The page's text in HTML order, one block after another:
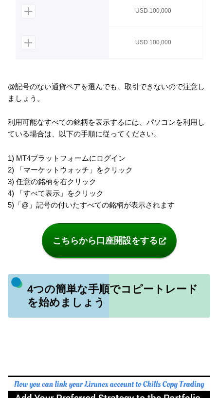
@記号のない通貨ペアを選んでも、取引できないので注意し
ましょう。
利用可能なすべての銘柄を表示するには、パソコンを利用し
ている場合は、以下の手順に従ってください。
1) MT4プラットフォームにログイン
2) 「マーケットウォッチ」をクリック
3) 任意の銘柄を右クリック
4) 「すべて表示」をクリック
5)「@」記号の付いたすべての銘柄が表示されます
こちらから口座開設をする
4つの簡単な手順でコピートレード
を始めましょう